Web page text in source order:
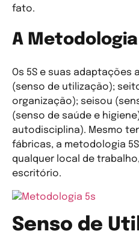
fato.
A Metodologia
Os 5S e suas adaptações
(senso de utilização);
organização); seisou
(senso de saúde e
autodisciplina). Mesmo
fábricas, a metodologia
qualquer local de
escritório.
Senso de